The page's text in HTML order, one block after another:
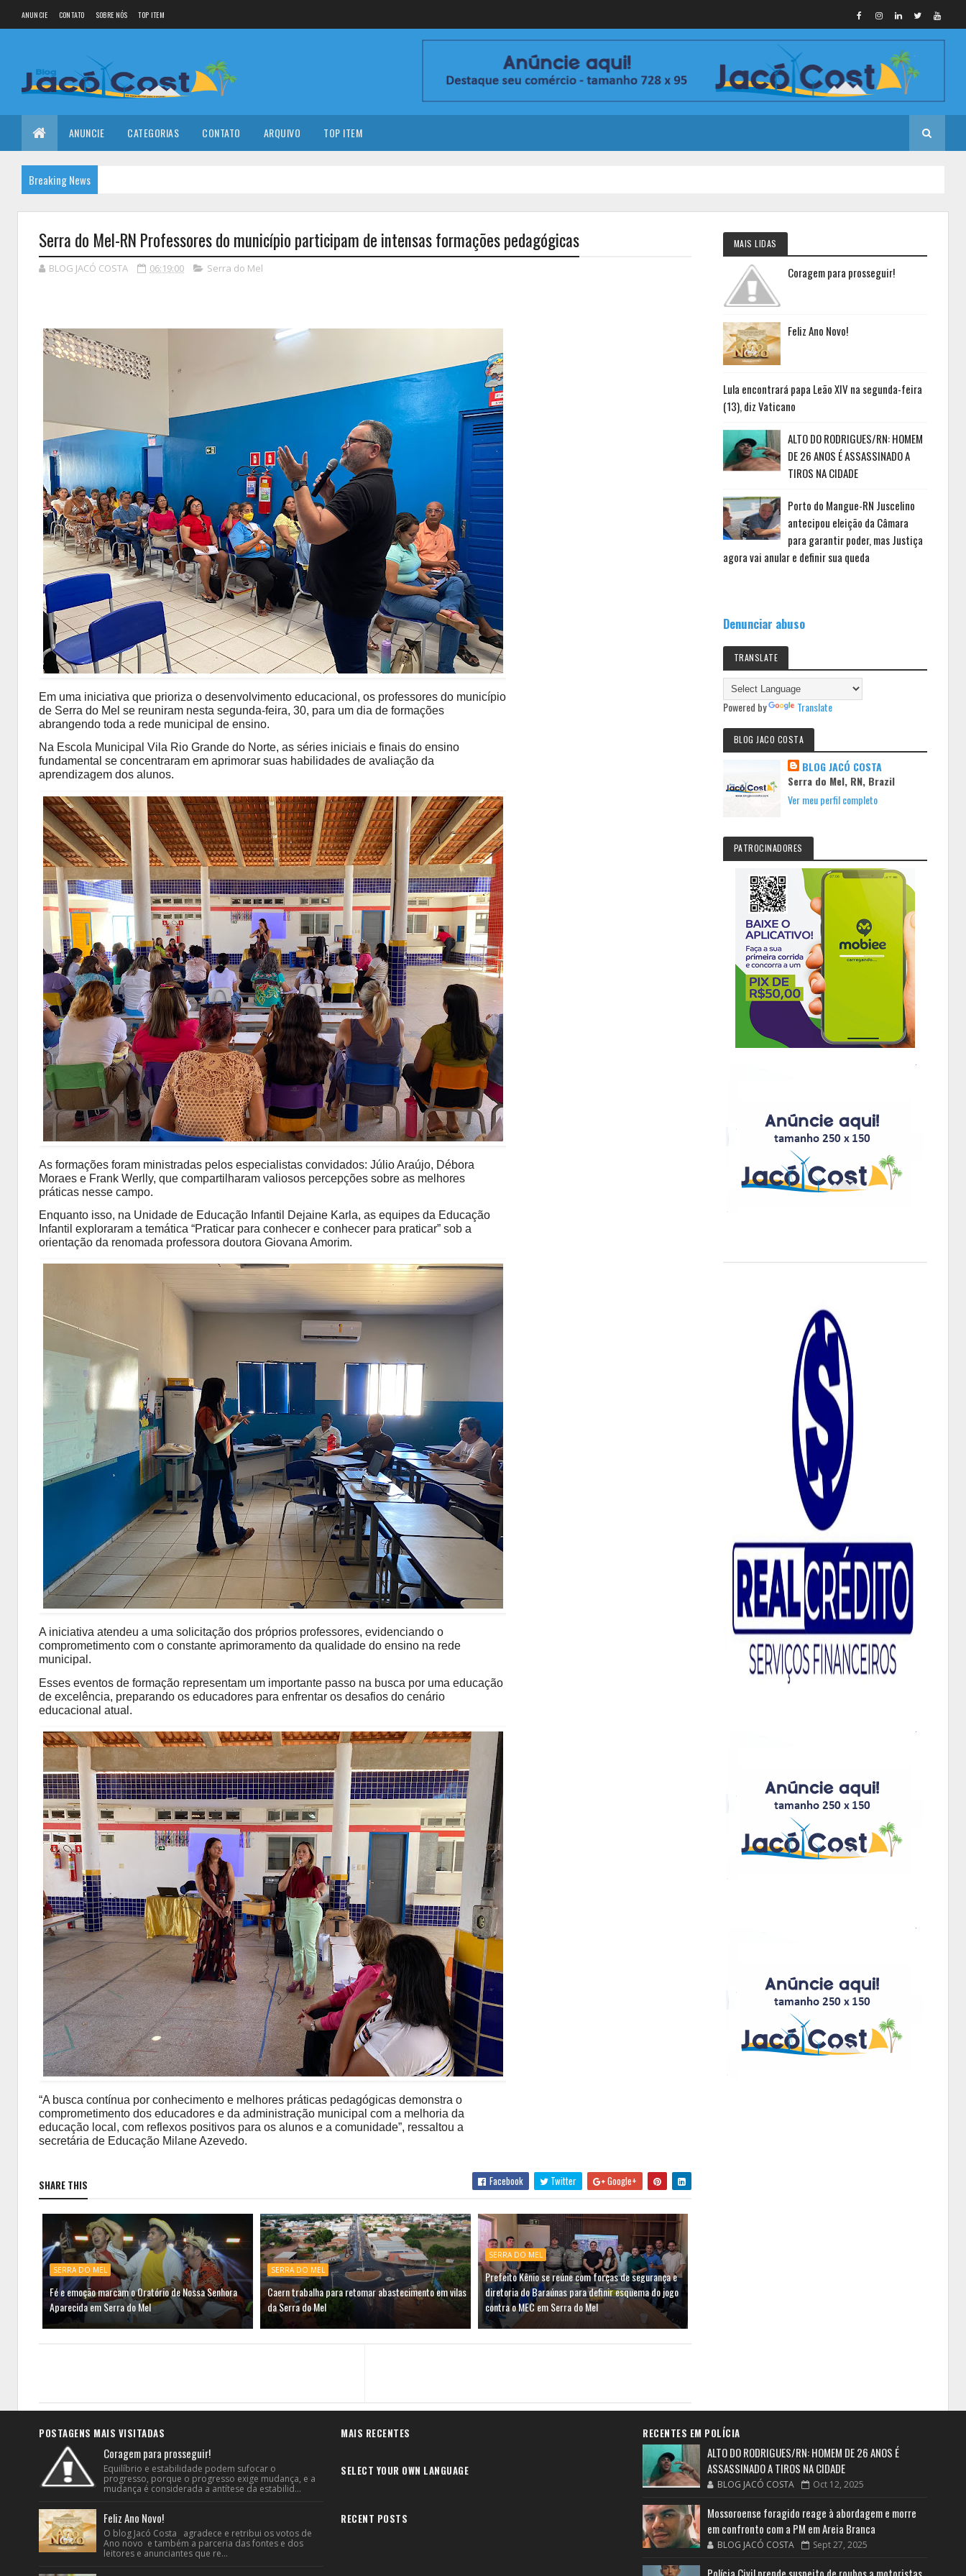
ANUNCIE CONTATO SOBRE NÓS TOP ITEM
ANUNCIE CATEGORIAS CONTATO ARQUIVO TOP ITEM
Breaking News
Serra do Mel-RN Professores do município participam de intensas formações pedagógicas
BLOG JACÓ COSTA 06:19:00 Serra do Mel
Em uma iniciativa que prioriza o desenvolvimento educacional, os professores do município
de Serra do Mel se reuniram nesta segunda-feira, 30, para um dia de formações
abrangendo toda a rede municipal de ensino.
Na Escola Municipal Vila Rio Grande do Norte, as séries iniciais e finais do ensino
fundamental se concentraram em aprimorar suas habilidades de avaliação da
aprendizagem dos alunos.
As formações foram ministradas pelos especialistas convidados: Júlio Araújo, Débora
Moraes e Frank Werlly, que compartilharam valiosos percepções sobre as melhores
práticas nesse campo.
Enquanto isso, na Unidade de Educação Infantil Dejaine Karla, as equipes da Educação
Infantil exploraram a temática “Praticar para conhecer e conhecer para praticar” sob a
orientação da renomada professora doutora Giovana Amorim.
A iniciativa atendeu a uma solicitação dos próprios professores, evidenciando o
comprometimento com o constante aprimoramento da qualidade do ensino na rede
municipal.
Esses eventos de formação representam um importante passo na busca por uma educação
de excelência, preparando os educadores para enfrentar os desafios do cenário
educacional atual.
“A busca contínua por conhecimento e melhores práticas pedagógicas demonstra o
comprometimento dos educadores e da administração municipal com a melhoria da
educação local, com reflexos positivos para os alunos e a comunidade”, ressaltou a
secretária de Educação Milane Azevedo.
SHARE THIS Facebook Twitter Google+
SERRA DO MEL
Fé e emoção marcam o Oratório de Nossa Senhora
Aparecida em Serra do Mel
SERRA DO MEL
Caern trabalha para retomar abastecimento em vilas
da Serra do Mel
SERRA DO MEL
Prefeito Kênio se reúne com forças de segurança e
diretoria do Baraúnas para definir esquema do jogo
contra o MEC em Serra do Mel
MAIS LIDAS
Coragem para prosseguir!
Feliz Ano Novo!
Lula encontrará papa Leão XIV na segunda-feira
(13), diz Vaticano
ALTO DO RODRIGUES/RN: HOMEM
DE 26 ANOS É ASSASSINADO A
TIROS NA CIDADE
Porto do Mangue-RN Juscelino
antecipou eleição da Câmara
para garantir poder, mas Justiça
agora vai anular e definir sua queda
Denunciar abuso
TRANSLATE
Powered by Translate
BLOG JACO COSTA
BLOG JACÓ COSTA
Serra do Mel, RN, Brazil
Ver meu perfil completo
PATROCINADORES
POSTAGENS MAIS VISITADAS
Coragem para prosseguir!
Equilíbrio e estabilidade podem sufocar o
progresso, porque o progresso exige mudança, e a
mudança é considerada a antítese da estabilid...
Feliz Ano Novo!
O blog Jacó Costa agradece e retribui os votos de
Ano novo e também a parceria das fontes e dos
leitores e anunciantes que re...
MAIS RECENTES
SELECT YOUR OWN LANGUAGE
RECENT POSTS
RECENTES EM POLÍCIA
ALTO DO RODRIGUES/RN: HOMEM DE 26 ANOS É
ASSASSINADO A TIROS NA CIDADE
BLOG JACÓ COSTA Oct 12, 2025
Mossoroense foragido reage à abordagem e morre
em confronto com a PM em Areia Branca
BLOG JACÓ COSTA Sept 27, 2025